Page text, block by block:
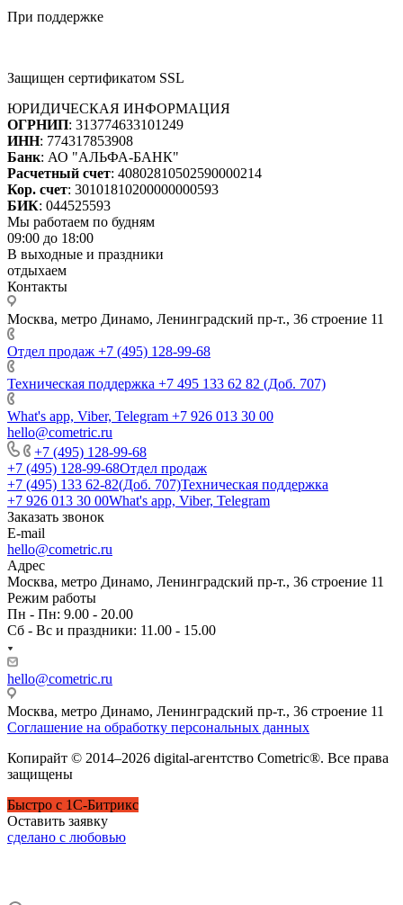
При поддержке
Защищен сертификатом SSL
ЮРИДИЧЕСКАЯ ИНФОРМАЦИЯ
ОГРНИП: 313774633101249
ИНН: 774317853908
Банк: АО "АЛЬФА-БАНК"
Расчетный счет: 40802810502590000214
Кор. счет: 30101810200000000593
БИК: 044525593
Мы работаем по будням
09:00 до 18:00
В выходные и праздники
отдыхаем
Контакты
Москва, метро Динамо, Ленинградский пр-т., 36 строение 11
Отдел продаж +7 (495) 128-99-68
Техническая поддержка +7 495 133 62 82 (Доб. 707)
What's app, Viber, Telegram +7 926 013 30 00
hello@cometric.ru
+7 (495) 128-99-68
+7 (495) 128-99-68Отдел продаж
+7 (495) 133 62-82(Доб. 707)Техническая поддержка
+7 926 013 30 00What's app, Viber, Telegram
Заказать звонок
E-mail
hello@cometric.ru
Адрес
Москва, метро Динамо, Ленинградский пр-т., 36 строение 11
Режим работы
Пн - Пн: 9.00 - 20.00
Сб - Вс и праздники: 11.00 - 15.00
hello@cometric.ru
Москва, метро Динамо, Ленинградский пр-т., 36 строение 11
Соглашение на обработку персональных данных
Копирайт © 2014–2026 digital-агентство Cometric®. Все права
защищены
Быстро с 1С-Битрикс
Оставить заявку
сделано с любовью